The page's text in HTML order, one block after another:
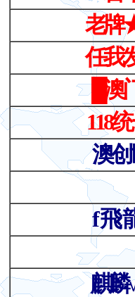
老牌
任我
█澳
118
澳
f飛
麒麟